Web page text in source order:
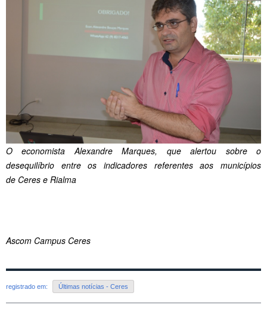
O economista Alexandre Marques, que alertou sobre o
desequilíbrio entre os indicadores referentes aos municípios
de Ceres e Rialma
Ascom Campus Ceres
registrado em: Últimas notícias - Ceres